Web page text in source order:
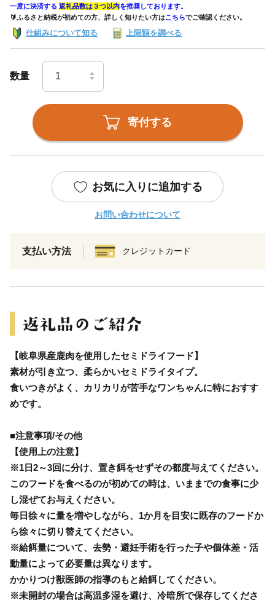
一度に決済する 返礼品数は３つ以内を推奨しております。
🔰ふるさと納税が初めての方、詳しく知りたい方はこちらでご確認ください。
仕組みについて知る 上限額を調べる
数量
寄付する
お気に入りに追加する
お問い合わせについて
支払い方法 クレジットカード
【岐阜県産鹿肉を使用したセミドライフード】
素材が引き立つ、柔らかいセミドライタイプ。
食いつきがよく、カリカリが苦手なワンちゃんに特におすす
めです。
■注意事項/その他
【使用上の注意】
※1日2～3回に分け、置き餌をせずその都度与えてください。
このフードを食べるのが初めての時は、いままでの食事に少
し混ぜてお与えください。
毎日徐々に量を増やしながら、1か月を目安に既存のフードか
ら徐々に切り替えてください。
※給餌量について、去勢・避妊手術を行った子や個体差・活
動量によって必要量は異なります。
かかりつけ獣医師の指導のもと給餌してください。
※未開封の場合は高温多湿を避け、冷暗所で保存してくださ